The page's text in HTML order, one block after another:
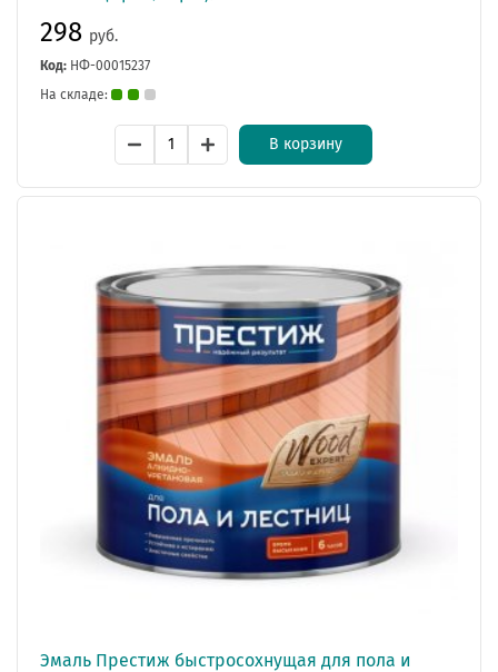
298 руб.
Код: НФ-00015237
На складе:
В корзину
Эмаль Престиж быстросохнущая для пола и